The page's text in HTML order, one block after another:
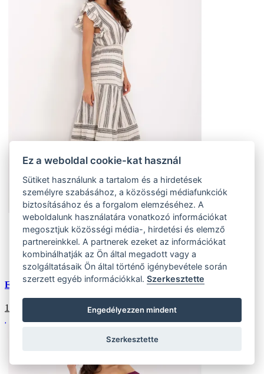
Univerzális
(15 ks)
Szállítás az otthoni:
Külső tároló (15 ks)
Szállítás 4-7 munkanapon belül
Ecru-fekete boho csíkos ruha OCH BELLA
19176
Ez a weboldal cookie-kat használ
Sütiket használunk a tartalom és a hirdetések
személyre szabásához, a közösségi médiafunkciók
biztosításához és a forgalom elemzéséhez. A
weboldalunk használatára vonatkozó információkat
megosztjuk közösségi média-, hirdetési és elemző
partnereinkkel. A partnerek ezeket az információkat
kombinálhatják az Ön által megadott vagy a
szolgáltatásaik Ön által történő igénybevétele során
szerzett egyéb információkkal.Szerkesztette
Engedélyezzen mindent
Szerkesztette